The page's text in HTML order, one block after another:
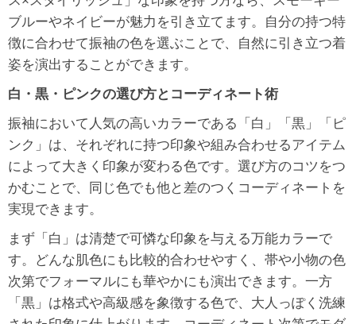
ブルーやネイビーが魅力を引き立てます。自分の持つ特
徴に合わせて振袖の色を選ぶことで、自然に引き立つ着
姿を演出することができます。
白・黒・ピンクの選び方とコーディネート術
振袖において人気の高いカラーである「白」「黒」「ピ
ンク」は、それぞれに持つ印象や組み合わせるアイテム
によって大きく印象が変わる色です。選び方のコツをつ
かむことで、同じ色でも他と差のつくコーディネートを
実現できます。
まず「白」は清楚で可憐な印象を与える万能カラーで
す。どんな肌色にも比較的合わせやすく、帯や小物の色
次第でフォーマルにも華やかにも演出できます。一方
「黒」は格式や高級感を象徴する色で、大人っぽく洗練